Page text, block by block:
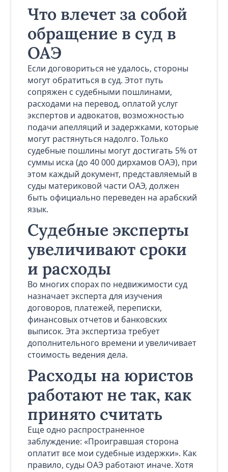
Что влечет за собой
обращение в суд в
ОАЭ
Если договориться не удалось, стороны
могут обратиться в суд. Этот путь
сопряжен с судебными пошлинами,
расходами на перевод, оплатой услуг
экспертов и адвокатов, возможностью
подачи апелляций и задержками, которые
могут растянуться надолго. Только
судебные пошлины могут достигать 5% от
суммы иска (до 40 000 дирхамов ОАЭ), при
этом каждый документ, представляемый в
суды материковой части ОАЭ, должен
быть официально переведен на арабский
язык.
Судебные эксперты
увеличивают сроки
и расходы
Во многих спорах по недвижимости суд
назначает эксперта для изучения
договоров, платежей, переписки,
финансовых отчетов и банковских
выписок. Эта экспертиза требует
дополнительного времени и увеличивает
стоимость ведения дела.
Расходы на юристов
работают не так, как
принято считать
Еще одно распространенное
заблуждение: «Проигравшая сторона
оплатит все мои судебные издержки». Как
правило, суды ОАЭ работают иначе. Хотя